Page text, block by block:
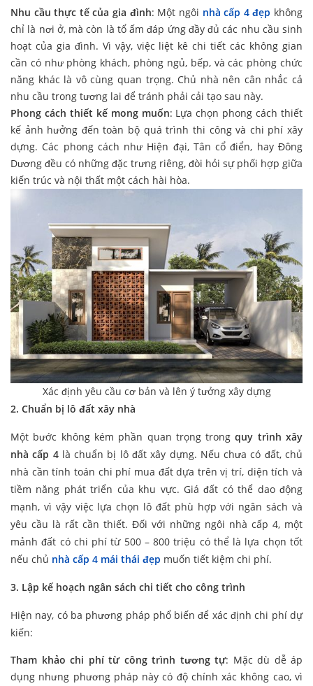
Nhu cầu thực tế của gia đình: Một ngôi nhà cấp 4 đẹp không
chỉ là nơi ở, mà còn là tổ ấm đáp ứng đầy đủ các nhu cầu sinh
hoạt của gia đình. Vì vậy, việc liệt kê chi tiết các không gian
cần có như phòng khách, phòng ngủ, bếp, và các phòng chức
năng khác là vô cùng quan trọng. Chủ nhà nên cân nhắc cả
nhu cầu trong tương lai để tránh phải cải tạo sau này.
Phong cách thiết kế mong muốn: Lựa chọn phong cách thiết
kế ảnh hưởng đến toàn bộ quá trình thi công và chi phí xây
dựng. Các phong cách như Hiện đại, Tân cổ điển, hay Đông
Dương đều có những đặc trưng riêng, đòi hỏi sự phối hợp giữa
kiến trúc và nội thất một cách hài hòa.
Xác định yêu cầu cơ bản và lên ý tưởng xây dựng
2. Chuẩn bị lô đất xây nhà
Một bước không kém phần quan trọng trongquy trình xây
nhà cấp 4là chuẩn bị lô đất xây dựng. Nếu chưa có đất, chủ
nhà cần tính toán chi phí mua đất dựa trên vị trí, diện tích và
tiềm năng phát triển của khu vực. Giá đất có thể dao động
mạnh, vì vậy việc lựa chọn lô đất phù hợp với ngân sách và
yêu cầu là rất cần thiết. Đối với những ngôi nhà cấp 4, một
mảnh đất có chi phí từ 500 – 800 triệu có thể là lựa chọn tốt
nếu chủ nhà cấp 4 mái thái đẹp muốn tiết kiệm chi phí.
3. Lập kế hoạch ngân sách chi tiết cho công trình
Hiện nay, có ba phương pháp phổ biến để xác định chi phí dự
kiến:
Tham khảo chi phí từ công trình tương tự: Mặc dù dễ áp
dụng nhưng phương pháp này có độ chính xác không cao, vì